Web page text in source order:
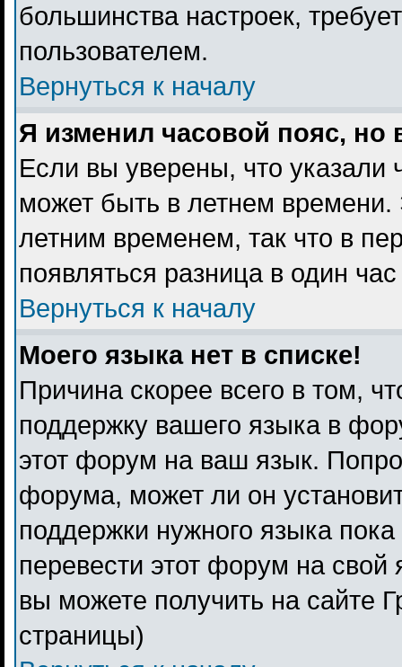
большинства настроек,
пользователем.
Вернуться к началу
Я изменил часовой пояс, но
Если вы уверены, что указали
может быть в летнем
летним временем, так что в
появляться разница в один
Вернуться к началу
Моего языка нет в списке!
Причина скорее всего в том,
поддержку вашего языка в
этот форум на ваш язык.
форума, может ли он
поддержки нужного языка
перевести этот форум на
вы можете получить на сайте
страницы)